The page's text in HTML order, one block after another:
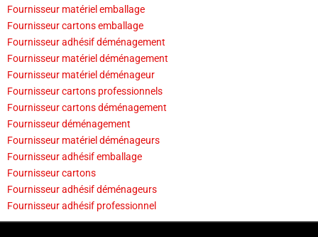
Fournisseur matériel emballage
Fournisseur cartons emballage
Fournisseur adhésif déménagement
Fournisseur matériel déménagement
Fournisseur matériel déménageur
Fournisseur cartons professionnels
Fournisseur cartons déménagement
Fournisseur déménagement
Fournisseur matériel déménageurs
Fournisseur adhésif emballage
Fournisseur cartons
Fournisseur adhésif déménageurs
Fournisseur adhésif professionnel